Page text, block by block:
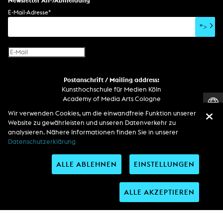
Soundtrack
Soundeffekte
Benutzerinterface
Virtual Reality
Internet-Fernsehen
Computergrafik
Computerinstallation
Buchprojekt
Text
E-Mail-Adresse*
">
Postanschrift / Mailing address:
Kunsthochschule für Medien Köln
Academy of Media Arts Cologne
D-50667 Köln
Telefon
Zentrale / Empfang +49 221 201 89 - 0 / - 400
Wachdienst / Security guard +49 151 186 863 40 (19 Uhr bis 6 Uhr)
Entdecken Sie uns auf
Wir verwenden Cookies, um die einwandfreie Funktion unserer
Website zu gewährleisten und unseren Datenverkehr zu
analysieren. Nähere Informationen finden Sie in unserer
Datenschutzerklärung
EINSTELLUNGEN
ALLE ABLEHNEN
ALLE AKZEPTIEREN